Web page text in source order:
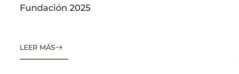
Fundación 2025
LEER MÁS